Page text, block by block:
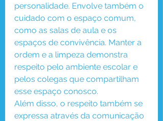
personalidade. Envolve também o
cuidado com o espaço comum,
como as salas de aula e os
espaços de convivência. Manter a
ordem e a limpeza demonstra
respeito pelo ambiente escolar e
pelos colegas que compartilham
esse espaço conosco.
Além disso, o respeito também se
expressa através da comunicação